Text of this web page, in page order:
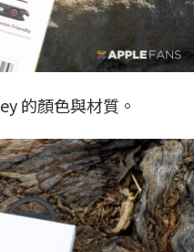
的顏色與材質。